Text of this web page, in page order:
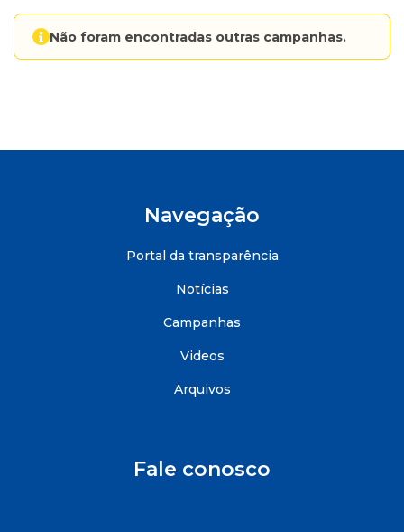
Não foram encontradas outras campanhas.
Navegação
Portal da transparência
Notícias
Campanhas
Videos
Arquivos
Fale conosco